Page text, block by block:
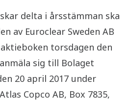
delta i årsstämman ska
av Euroclear Sweden AB
torsdagen den
anmäla sig till Bolaget
20 april 2017 under
Copco AB, Box 7835,